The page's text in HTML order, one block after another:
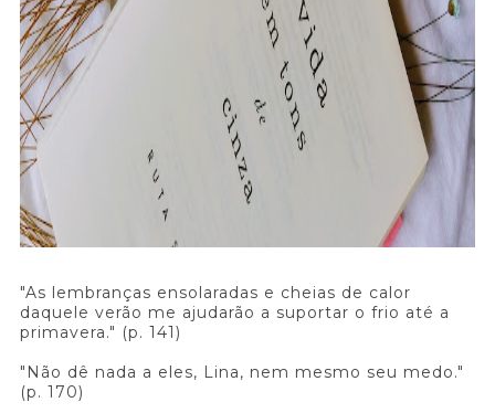
"As lembranças ensolaradas e cheias de calor
daquele verão me ajudarão a suportar o frio até a
primavera." (p. 141)
"Não dê nada a eles, Lina, nem mesmo seu medo."
(p. 170)